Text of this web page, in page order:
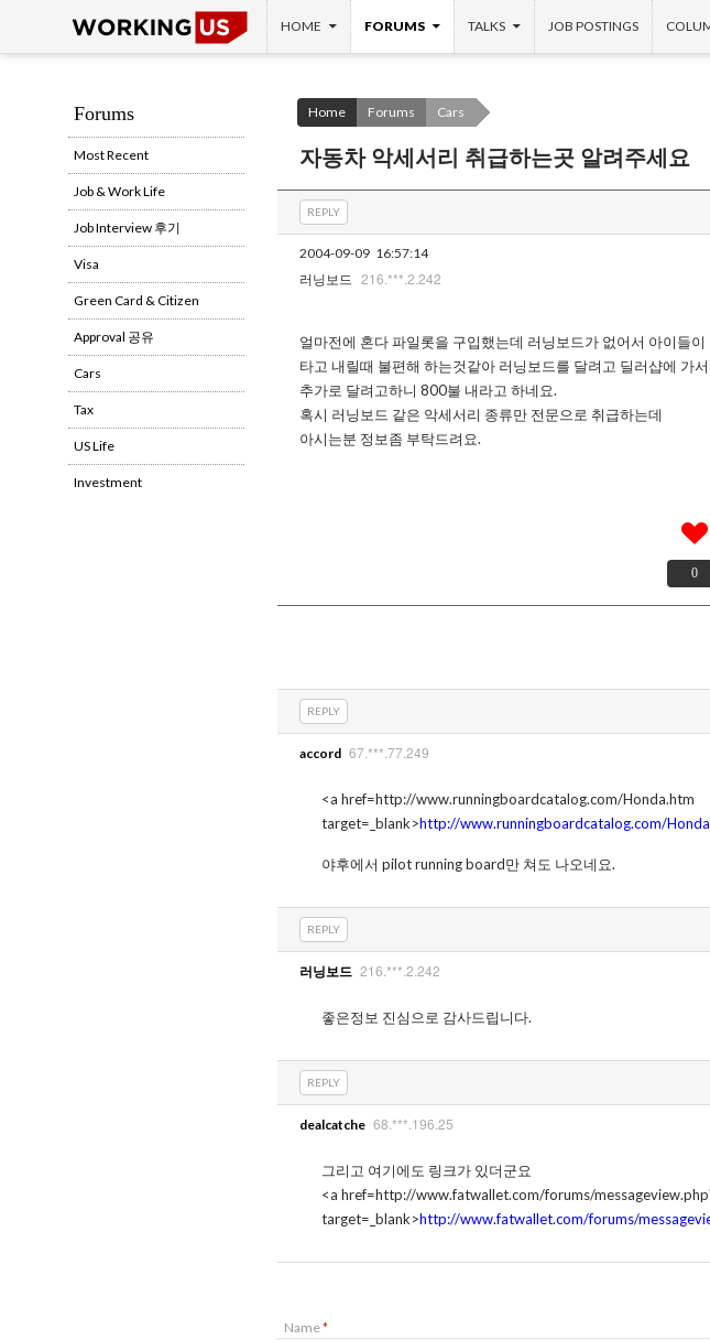
SKIP TO CONTENT
HOME FORUMS TALKS JOB POSTINGS
Home Forums Cars
자동차 악세서리 취급하는곳 알려주세요
REPLY
2004-09-09 16:57:14
러닝보드 216.***.2.242
얼마전에 혼다 파일롯을 구입했는데 러닝보드가 없어서 아이들이
타고 내릴때 불편해 하는것같아 러닝보드를 달려고 딜러샵에 가서
추가로 달려고하니 800불 내라고 하네요.
혹시 러닝보드 같은 악세서리 종류만 전문으로 취급하는데
아시는분 정보좀 부탁드려요.
0
REPLY
accord 67.***.77.249
<a href=http://www.runningboardcatalog.com/Honda.htm
target=_blank>http://www.runningboardcatalog.com/
야후에서 pilot running board만 쳐도 나오네요.
REPLY
러닝보드 216.***.2.242
좋은정보 진심으로 감사드립니다.
REPLY
dealcatche 68.***.196.25
그리고 여기에도 링크가 있더군요
<a href=http://www.fatwallet.com/forums/
target=_blank>http://www.fatwallet.com/forums/
Name*
Forums
Most Recent
Job & Work Life
Job Interview 후기
Visa
Green Card & Citizen
Approval 공유
Cars
Tax
US Life
Investment